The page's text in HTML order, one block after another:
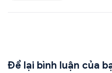
Để lại bình luận của